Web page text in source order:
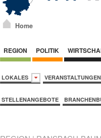
Home
REGION POLITIK
LOKALES VERANSTALTUNGEN
STELLENANGEBOTE